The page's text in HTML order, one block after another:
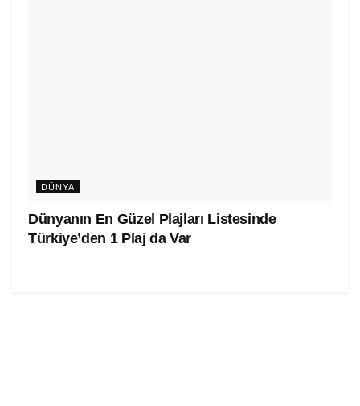
DÜNYA
Dünyanın En Güzel Plajları Listesinde
Türkiye’den 1 Plaj da Var